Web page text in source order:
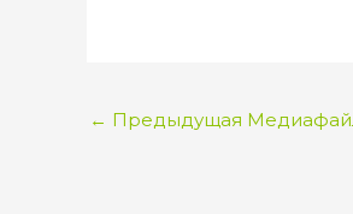
← Предыдущая